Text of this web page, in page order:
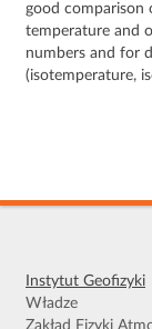
good comparison
temperature and
numbers and for
(isotemperature,
Instytut Geofizyki
Władze
Zakład Fizyki